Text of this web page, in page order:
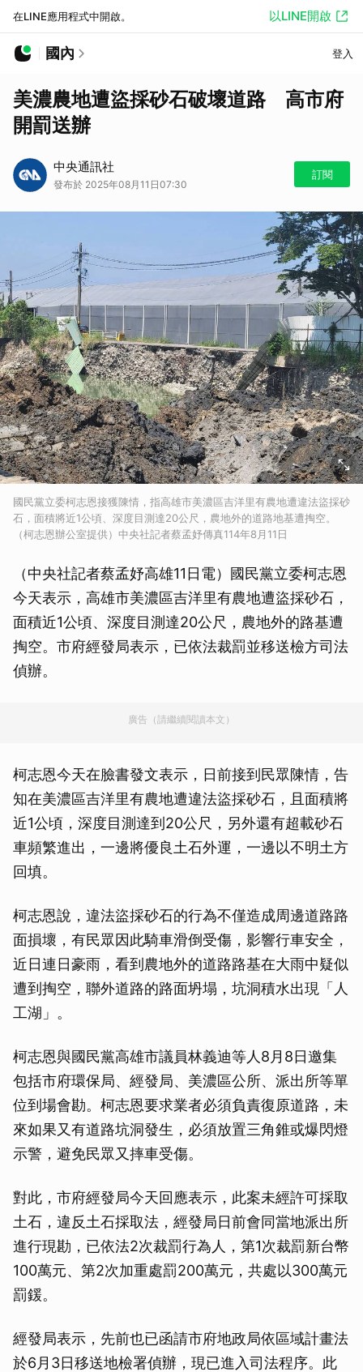
在LINE應用程式中開啟。 以LINE開啟
國內 登入
美濃農地遭盜採砂石破壞道路 高市府
開罰送辦
中央通訊社
發布於 2025年08月11日07:30
訂閱
國民黨立委柯志恩接獲陳情，指高雄市美濃區吉洋里有農地遭違法盜採砂
石，面積將近1公頃、深度目測達20公尺，農地外的道路地基遭掏空。
（柯志恩辦公室提供）中央社記者蔡孟妤傳真114年8月11日
（中央社記者蔡孟妤高雄11日電）國民黨立委柯志恩
今天表示，高雄市美濃區吉洋里有農地遭盜採砂石，
面積近1公頃、深度目測達20公尺，農地外的路基遭
掏空。市府經發局表示，已依法裁罰並移送檢方司法
偵辦。
廣告（請繼續閱讀本文）
柯志恩今天在臉書發文表示，日前接到民眾陳情，告
知在美濃區吉洋里有農地遭違法盜採砂石，且面積將
近1公頃，深度目測達到20公尺，另外還有超載砂石
車頻繁進出，一邊將優良土石外運，一邊以不明土方
回填。
柯志恩說，違法盜採砂石的行為不僅造成周邊道路路
面損壞，有民眾因此騎車滑倒受傷，影響行車安全，
近日連日豪雨，看到農地外的道路路基在大雨中疑似
遭到掏空，聯外道路的路面坍塌，坑洞積水出現「人
工湖」。
柯志恩與國民黨高雄市議員林義迪等人8月8日邀集
包括市府環保局、經發局、美濃區公所、派出所等單
位到場會勘。柯志恩要求業者必須負責復原道路，未
來如果又有道路坑洞發生，必須放置三角錐或爆閃燈
示警，避免民眾又摔車受傷。
對此，市府經發局今天回應表示，此案未經許可採取
土石，違反土石採取法，經發局日前會同當地派出所
進行現勘，已依法2次裁罰行為人，第1次裁罰新台幣
100萬元、第2次加重處罰200萬元，共處以300萬元
罰鍰。
經發局表示，先前也已函請市府地政局依區域計畫法
於6月3日移送地檢署偵辦，現已進入司法程序。此